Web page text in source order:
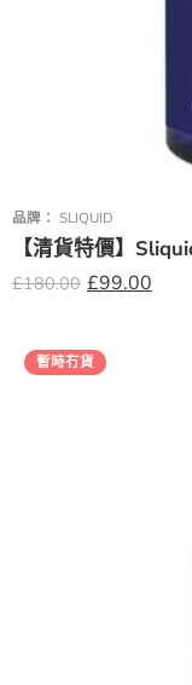
品牌： SLIQUID
£180.00 £99.00
暫時冇貨